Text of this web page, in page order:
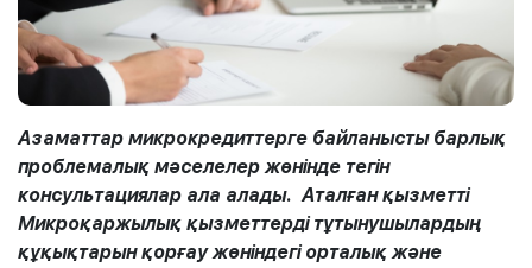
Азаматтар микрокредиттерге байланысты барлық
проблемалық мәселелер жөнінде тегін
консультациялар ала алады. Аталған қызметті
Микроқаржылық қызметтерді тұтынушылардың
құқықтарын қорғау жөніндегі орталық және